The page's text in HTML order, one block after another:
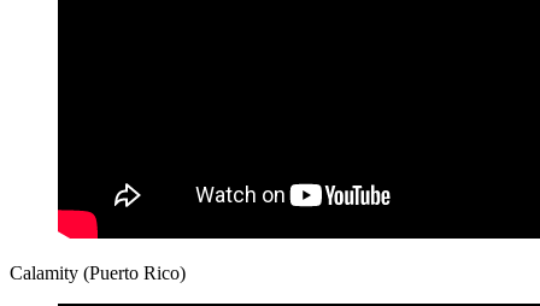
Calamity (Puerto Rico)